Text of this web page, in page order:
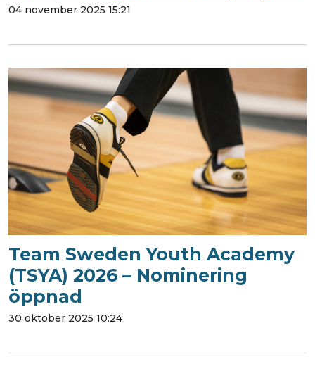
04 november 2025 15:21
Team Sweden Youth Academy
(TSYA) 2026 – Nominering
öppnad
30 oktober 2025 10:24